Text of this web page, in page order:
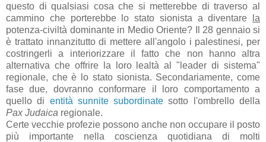
questo di qualsiasi cosa che si metterebbe di traverso al
cammino che porterebbe lo stato sionista a diventare
la
potenza-civiltà dominante in Medio Oriente? Il 28 gennaio si
è trattato innanzitutto di mettere all'angolo i palestinesi, per
costringerli a interiorizzare il fatto che non hanno altra
alternativa che offrire la loro lealtà al "leader di sistema"
regionale, che è lo stato sionista. Secondariamente, come
fase due, dovranno conformare il loro comportamento a
quello di entità sunnite subordinate sotto l'ombrello della
Pax Judaica regionale.
Certe vecchie profezie possono anche non occupare il posto
più importante nella coscienza quotidiana di molti